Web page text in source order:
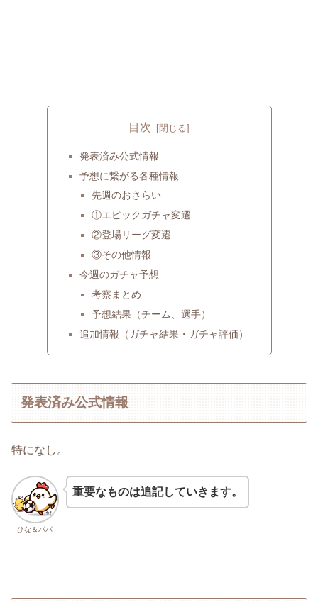
目次
発表済み公式情報
予想に繋がる各種情報
先週のおさらい
①エピックガチャ変遷
②登場リーグ変遷
③その他情報
今週のガチャ予想
考察まとめ
予想結果（チーム、選手）
追加情報（ガチャ結果・ガチャ評価）
発表済み公式情報
特になし。
ひな＆パパ
重要なものは追記していきます。